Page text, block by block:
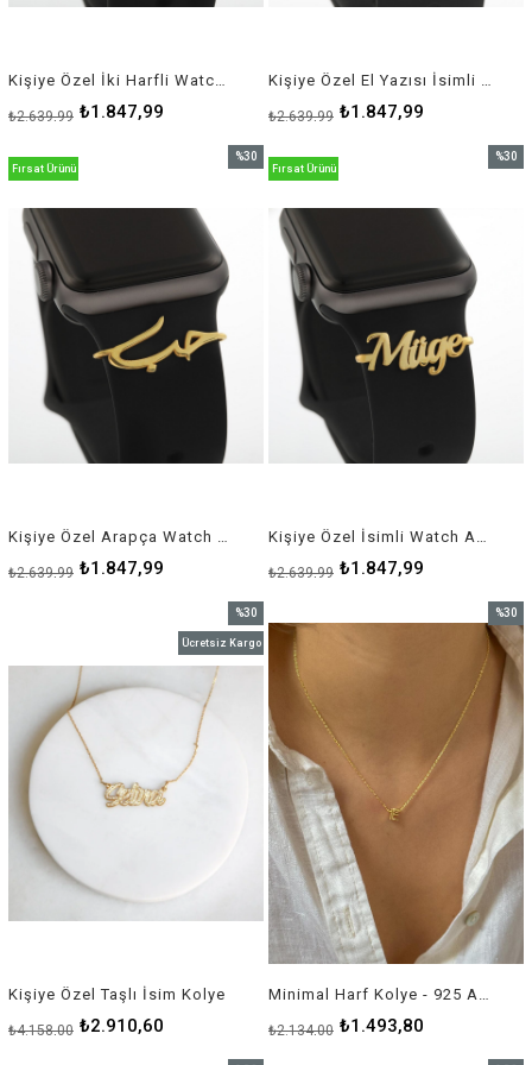
₺1.847,99
₺2.639,99 ₺1.847,99
₺2.639,99
Kişiye Özel Arapça Watch Aksuar (925 Ayar Gümüş)
₺1.847,99
₺2.639,99
%30
Fırsat Ürünü
Kişiye Özel İsimli Watch Aksesuar (925 Ayar Gümüş)
₺1.847,99
₺2.639,99
%30
Fırsat Ürünü
Kişiye Özel Taşlı İsim Kolye
₺2.910,60
₺4.158,00
%30
İndirim
Ücretsiz Kargo
₺1.493,80
₺2.134,00
%30
İndirim